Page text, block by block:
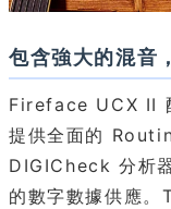
包含強大的混音
Fireface UCX II
提供全面的
DIGICheck 分析
的數字數據供應